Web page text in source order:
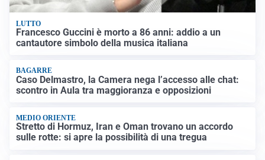
LUTTO
Francesco Guccini è morto a 86 anni: addio a un
cantautore simbolo della musica italiana
BAGARRE
Caso Delmastro, la Camera nega l’accesso alle chat:
scontro in Aula tra maggioranza e opposizioni
MEDIO ORIENTE
Stretto di Hormuz, Iran e Oman trovano un accordo
sulle rotte: si apre la possibilità di una tregua